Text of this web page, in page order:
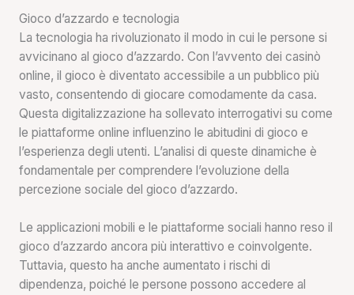
Gioco d’azzardo e tecnologia
La tecnologia ha rivoluzionato il modo in cui le persone si
avvicinano al gioco d’azzardo. Con l’avvento dei casinò
online, il gioco è diventato accessibile a un pubblico più
vasto, consentendo di giocare comodamente da casa.
Questa digitalizzazione ha sollevato interrogativi su come
le piattaforme online influenzino le abitudini di gioco e
l’esperienza degli utenti. L’analisi di queste dinamiche è
fondamentale per comprendere l’evoluzione della
percezione sociale del gioco d’azzardo.
Le applicazioni mobili e le piattaforme sociali hanno reso il
gioco d’azzardo ancora più interattivo e coinvolgente.
Tuttavia, questo ha anche aumentato i rischi di
dipendenza, poiché le persone possono accedere al